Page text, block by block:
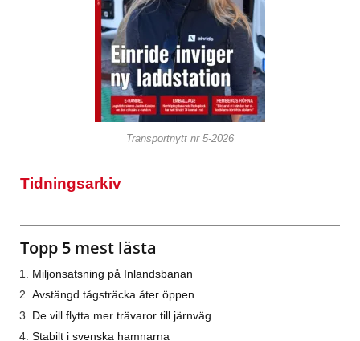
Transportnytt nr 5-2026
Tidningsarkiv
Topp 5 mest lästa
Miljonsatsning på Inlandsbanan
Avstängd tågsträcka åter öppen
De vill flytta mer trävaror till järnväg
Stabilt i svenska hamnarna